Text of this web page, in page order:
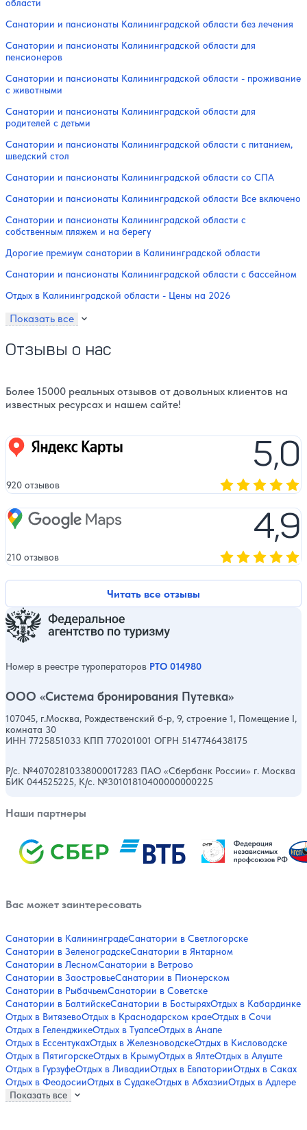
области
Санатории и пансионаты Калининградской области без лечения
Санатории и пансионаты Калининградской области для
пенсионеров
Санатории и пансионаты Калининградской области - проживание
с животными
Санатории и пансионаты Калининградской области для
родителей с детьми
Санатории и пансионаты Калининградской области с питанием,
шведский стол
Санатории и пансионаты Калининградской области со СПА
Санатории и пансионаты Калининградской области Все включено
Санатории и пансионаты Калининградской области с
собственным пляжем и на берегу
Дорогие премиум санатории в Калининградской области
Санатории и пансионаты Калининградской области с бассейном
Отдых в Калининградской области - Цены на 2026
Показать все
Отзывы о нас
Более 15000 реальных отзывов от довольных клиентов на
известных ресурсах и нашем сайте!
Читать все отзывы
Яндекс карты 5,0
920 отзывов
Google Maps 4,9
210 отзывов
Номер в реестре туроператоров РТО 014980
ООО «Система бронирования Путевка»
107045, г.Москва, Рождественский б-р, 9, строение 1, Помещение I,
комната 30
ИНН 7725851033 КПП 770201001 ОГРН 5147746438175
Р/с. №40702810338000017283 ПАО «Сбербанк России» г. Москва
БИК 044525225, К/с. №30101810400000000225
Наши партнеры
Вас может заинтересовать
Санатории в КалининградеСанатории в Светлогорске
Санатории в ЗеленоградскеСанатории в Янтарном
Санатории в ЛесномСанатории в Ветрово
Санатории в ЗаостровьеСанатории в Пионерском
Санатории в РыбачьемСанатории в Советске
Санатории в БалтийскеСанатории в БостыряхОтдых в Кабардинке
Отдых в ВитязевоОтдых в Краснодарском краеОтдых в Сочи
Отдых в ГеленджикеОтдых в ТуапсеОтдых в Анапе
Отдых в ЕссентукахОтдых в ЖелезноводскеОтдых в Кисловодске
Отдых в ПятигорскеОтдых в КрымуОтдых в ЯлтеОтдых в Алуште
Отдых в ГурзуфеОтдых в ЛивадииОтдых в ЕвпаторииОтдых в Саках
Отдых в ФеодосииОтдых в СудакеОтдых в АбхазииОтдых в Адлере
Показать все